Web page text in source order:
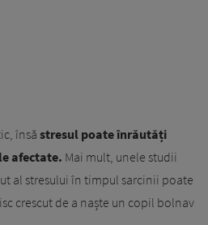
însă stresul poate înrăutăți
afectate. Mai mult, unele studii
al stresului în timpul sarcinii poate
crescut de a naște un copil bolnav